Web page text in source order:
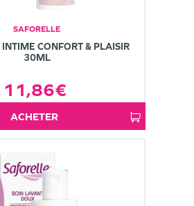
SAFORELLE
CONFORT & PLAISIR
30ML
11,86€
ACHETER